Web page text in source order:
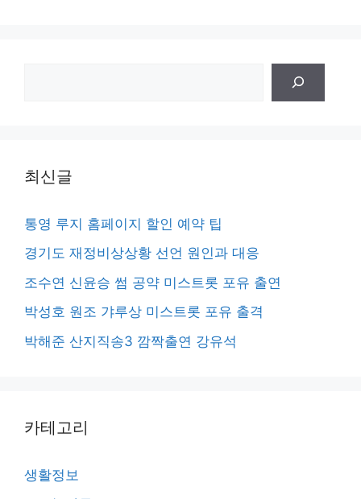
최신글
통영 루지 홈페이지 할인 예약 팁
경기도 재정비상상황 선언 원인과 대응
조수연 신윤승 썸 공약 미스트롯 포유 출연
박성호 원조 갸루상 미스트롯 포유 출격
박해준 산지직송3 깜짝출연 강유석
카테고리
생활정보